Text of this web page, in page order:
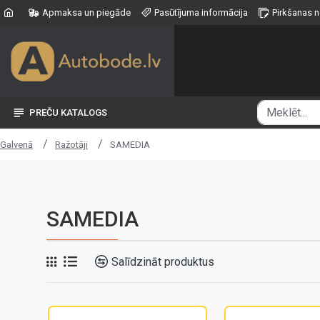
Apmaksa un piegāde Pasūtījuma informācija Pirkšanas
PREČU KATALOGS
Galvenā Ražotāji SAMEDIA
SAMEDIA
Salīdzināt produktus